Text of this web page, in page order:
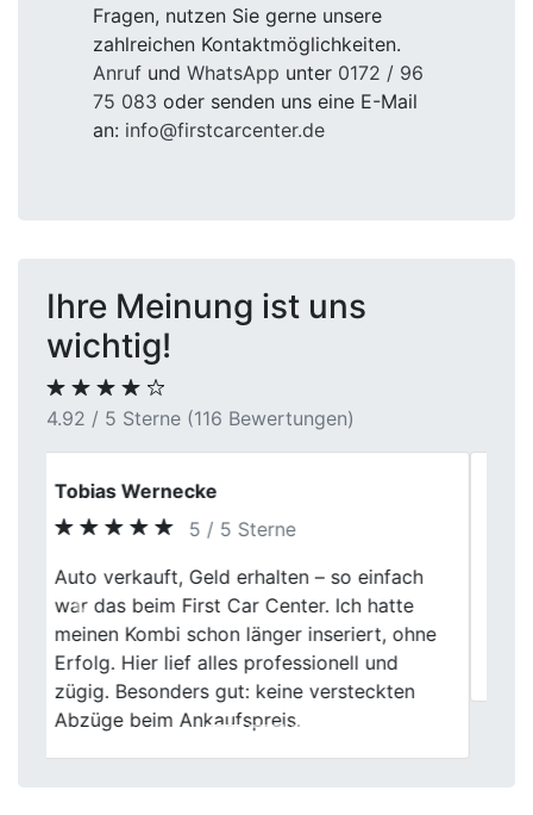
Fragen, nutzen Sie gerne unsere
zahlreichen Kontaktmöglichkeiten.
Anruf und WhatsApp unter 0172 / 96
75 083 oder senden uns eine E-Mail
an: info@firstcarcenter.de
Ihre Meinung ist uns
wichtig!
4.92 / 5 Sterne (116 Bewertungen)
Anja M.
5 / 5 Sterne
Was mir gefallen hat: keine Hektik, keine
leeren Versprechen. Einfach ein normaler,
ehrlicher Umgang. So sollte Autoverkauf
laufen.
Previous